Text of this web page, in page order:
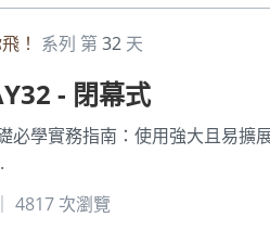
！ 系列 第32 天
- 閉幕式
必學實務指南：使用強大且易
4817 次瀏覽